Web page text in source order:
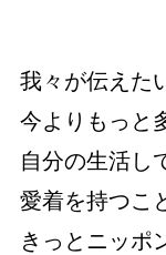
我々が伝えた
今よりもっと
自分の生活し
愛着を持つこ
きっとニッポ